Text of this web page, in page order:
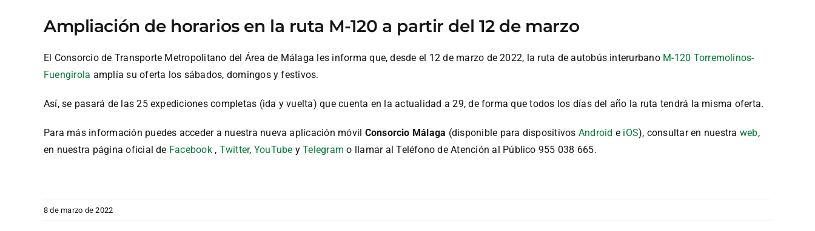
Ampliación de horarios en la ruta M-120 a partir del 12 de marzo
El Consorcio de Transporte Metropolitano del Área de Málaga les informa que, desde el 12 de marzo de 2022, la ruta de autobús interurbano M-120 Torremolinos-
Fuengirola amplía su oferta los sábados, domingos y festivos.
Así, se pasará de las 25 expediciones completas (ida y vuelta) que cuenta en la actualidad a 29, de forma que todos los días del año la ruta tendrá la misma oferta.
Para más información puedes acceder a nuestra nueva aplicación móvil Consorcio Málaga (disponible para dispositivos Android e iOS), consultar en nuestra web,
en nuestra página oficial de Facebook, Twitter, YouTube yTelegramo llamar al Teléfono de Atención al Público 955 038 665.
8 de marzo de 2022